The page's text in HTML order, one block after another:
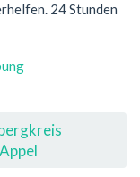
24 Stunden